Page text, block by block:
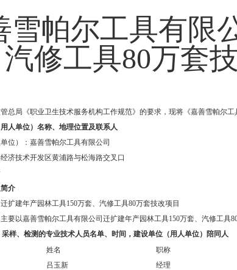
雪帕尔工具有限
修工具80万套
总局《职业卫生技术服务机构工作规范》的要求，现将《嘉善雪帕尔
人单位）名称、地理位置及联系人
位）：嘉善雪帕尔工具有限公司
济技术开发区黄浦路与松海路交叉口
介
扩建年产园林工具150万套、汽修工具80万套技改项目
要以嘉善雪帕尔工具有限公司迁扩建年产园林工具150万套、汽修工具
样、检测的专业技术人员名单、时间，建设单位（用人单位）陪同人
姓名
职称
吕玉新
经理